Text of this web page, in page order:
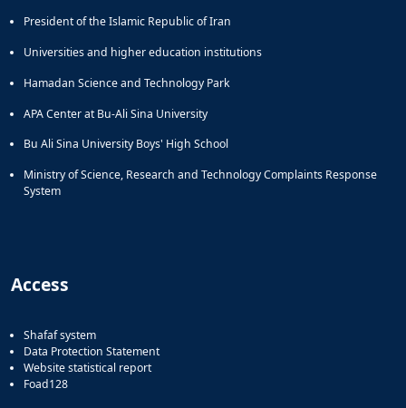
President of the Islamic Republic of Iran
Universities and higher education institutions
Hamadan Science and Technology Park
APA Center at Bu-Ali Sina University
Bu Ali Sina University Boys' High School
Ministry of Science, Research and Technology Complaints Response
System
Access
Shafaf system
Data Protection Statement
Website statistical report
Foad128